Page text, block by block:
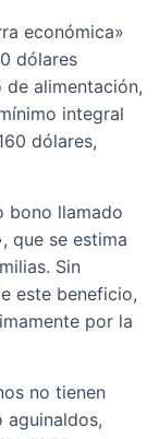
económica»
dólares
de alimentación,
integral
dólares,
bono llamado
que se estima
Sin
este beneficio,
por la
no tienen
aguinaldos,